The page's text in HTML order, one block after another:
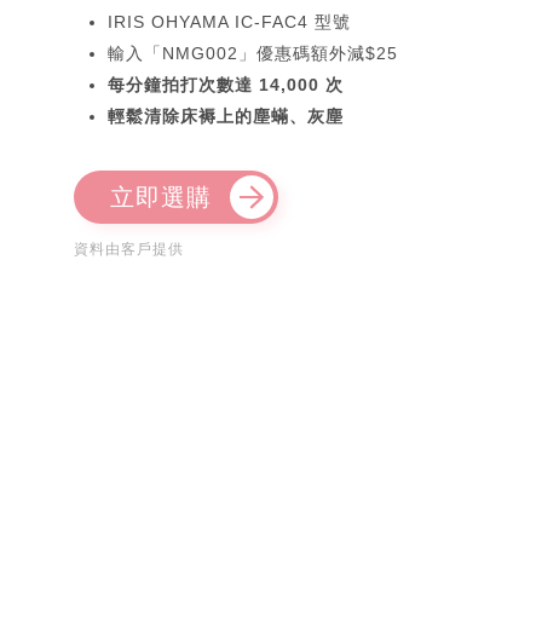
IRIS OHYAMA IC-FAC4 型號
輸入「NMG002」優惠碼額外減$25
每分鐘拍打次數達 14,000 次
輕鬆清除床褥上的塵蟎、灰塵
立即選購
資料由客戶提供